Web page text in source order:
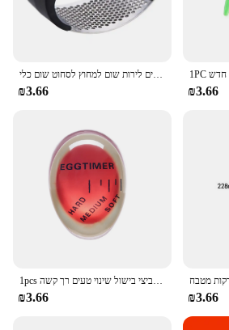
₪3.66 ₪3.66
₪3.66 ₪3.66